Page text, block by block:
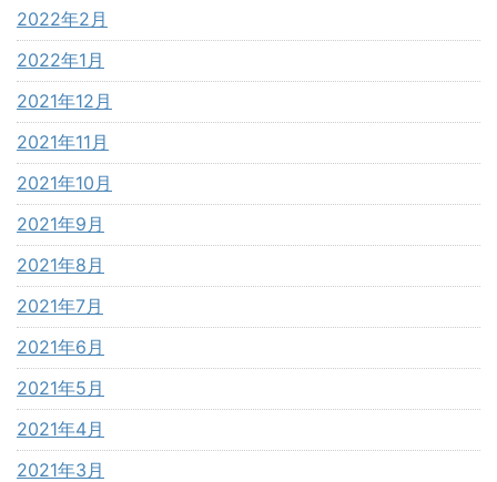
2022年2月
2022年1月
2021年12月
2021年11月
2021年10月
2021年9月
2021年8月
2021年7月
2021年6月
2021年5月
2021年4月
2021年3月